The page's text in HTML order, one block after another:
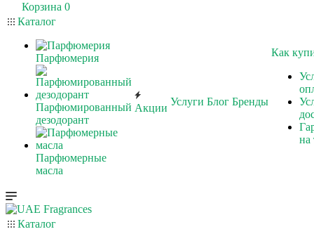
Корзина 0
Каталог
Парфюмерия
Парфюмированный
дезодорант
Парфюмерные
масла
Акции
Услуги Блог Бренды
Как
на
Каталог